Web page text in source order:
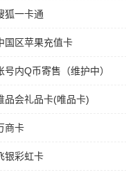
狐一卡通
国区苹果充值卡
内Q币寄售（维护中）
品会礼品卡(唯品卡)
商卡
银彩虹卡